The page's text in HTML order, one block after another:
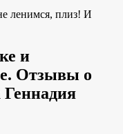
ленимся, плиз! И
и
Отзывы о
Геннадия